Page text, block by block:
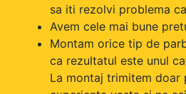
sa iti rezolvi problema
Avem cele mai bune
Montam orice tip de
ca rezultatul este unul
La montaj trimitem doar